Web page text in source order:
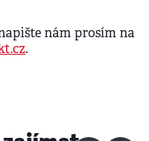
nám prosím na
.